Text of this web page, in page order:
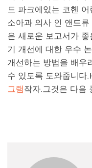
드 파크에있는 코헨
소아과 의사 인 앤드
은 새로운 보고서가
기 개선에 대한 우수
개선하는 방법을 배우
수 있도록 도와줍니
그램작자.그것은 다음